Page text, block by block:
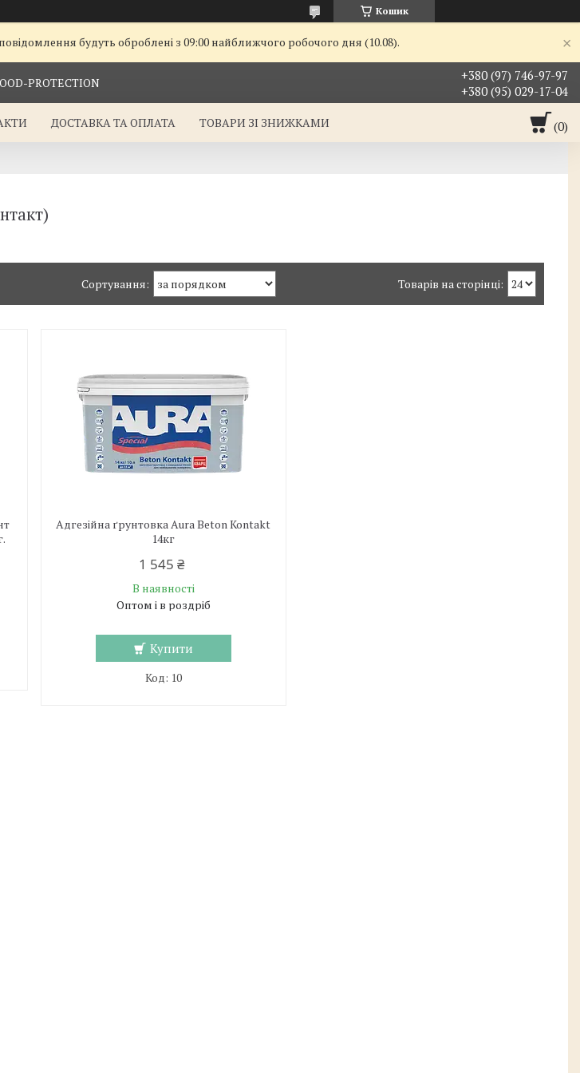
Кошик
будуть оброблені з 09:00 найближчого робочого дня (10.08).
PROTECTION
+380 (97) 746-97-97
+380 (95) 029-17-04
ДОСТАВКА ТА ОПЛАТА ТОВАРИ ЗІ ЗНИЖКАМИ
Адгезійна ґрунтовка Aura Beton Kontakt
14кг
1 545 ₴
В наявності
Оптом і в роздріб
Купити
10